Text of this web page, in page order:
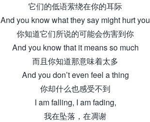
它们的低语萦绕在你的耳际
And you know what they say might hurt you
你知道它们所说的可能会伤害到你
And you know that it means so much
而且你知道那意味着太多
And you don’t even feel a thing
你却什么也感受不到
I am falling, I am fading,
我在坠落，在凋谢